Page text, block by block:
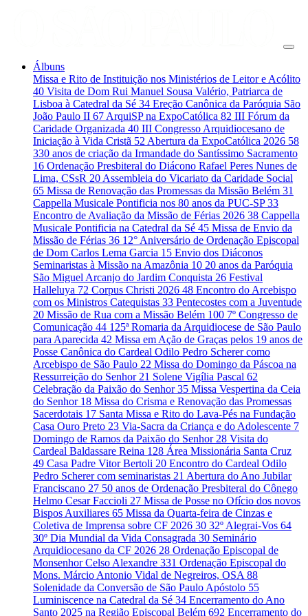
Álbuns
Missa e Rito de Instituição nos Ministérios de Leitor e Acólito
40 Visita de Dom Rui Manuel Sousa Valério, Patriarca de
Lisboa à Catedral da Sé 34 Ereção Canônica da Paróquia São
João Paulo II 67 ArquiSP na ExpoCatólica 82 III Fórum da
Caridade Organizada 40 III Congresso Arquidiocesano de
Iniciação à Vida Cristã 52 Abertura da ExpoCatólica 2026 58
330 anos de criação da Irmandade do Santíssimo Sacramento
16 Ordenação Presbiteral do Diácono Rafael Peres Nunes de
Lima, CSsR 20 Assembleia do Vicariato da Caridade Social
65 Missa de Renovação das Promessas da Missão Belém 31
Cappella Musicale Pontificia nos 80 anos da PUC-SP33
Encontro de Avaliação da Missão de Férias 2026 38 Cappella
Musicale Pontificia na Catedral da Sé 45 Missa de Envio da
Missão de Férias 36 12° Aniversário de Ordenação Episcopal
de Dom Carlos Lema Garcia 15 Envio dos Diáconos
Seminaristas à Missão na Amazônia 10 20 anos da Paróquia
São Miguel Arcanjo do Jardim Conquista 26 Festival
Halleluya 72 Corpus Christi 2026 48 Encontro do Arcebispo
com os Ministros Catequistas 33 Pentecostes com a Juventude
20 Missão de Rua com a Missão Belém 100 7º Congresso de
Comunicação 44 125ª Romaria da Arquidiocese de São Paulo
para Aparecida 42 Missa em Ação de Graças pelos 19 anos de
Posse Canônica do Cardeal Odilo Pedro Scherer como
Arcebispo de São Paulo 22 Missa do Domingo da Páscoa na
Ressurreição do Senhor 21 Solene Vigília Pascal 62
Celebração da Paixão do Senhor35 Missa Vespertina da Ceia
do Senhor 18 Missa do Crisma e Renovação das Promessas
Sacerdotais 17 Santa Missa e Rito do Lava-Pés na Fundação
Casa Ouro Preto 23 Via-Sacra da Criança e do Adolescente 7
Domingo de Ramos da Paixão do Senhor 28 Visita do
Cardeal Baldassare Reina 128 Área Missionária Santa Cruz
49 Casa Padre Vitor Bertoli 20 Encontro do Cardeal Odilo
Pedro Scherer com seminaristas 21 Abertura do Ano Jubilar
Franciscano 27 50 anos de Ordenação Presbiteral do Cônego
Helmo Cesar Faccioli 27 Missa de Posse no Ofício dos novos
Bispos Auxiliares 65 Missa da Quarta-feira de Cinzas e
Coletiva de Imprensa sobre CF 2026 30 32º Alegrai-Vos 64
30º Dia Mundial da Vida Consagrada 30 Seminário
Arquidiocesano da CF 2026 28 Ordenação Episcopal de
Monsenhor Celso Alexandre 331 Ordenação Episcopal do
Mons. Márcio Antonio Vidal de Negreiros, OSA 88
Solenidade da Conversão de São Paulo Apóstolo 55
Luminiscence na Catedral da Sé 34 Encerramento do Ano
Santo 2025 na Região Episcopal Belém 692 Encerramento do